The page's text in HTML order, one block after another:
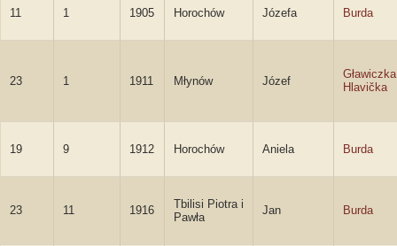
11 1 1905 Horochów Józefa Burda
23 1 1911 Młynów Józef
Gławiczka
Hlavička
19 9 1912 Horochów Aniela Burda
23 11 1916
Tbilisi Piotra i
Pawła
Jan Burda